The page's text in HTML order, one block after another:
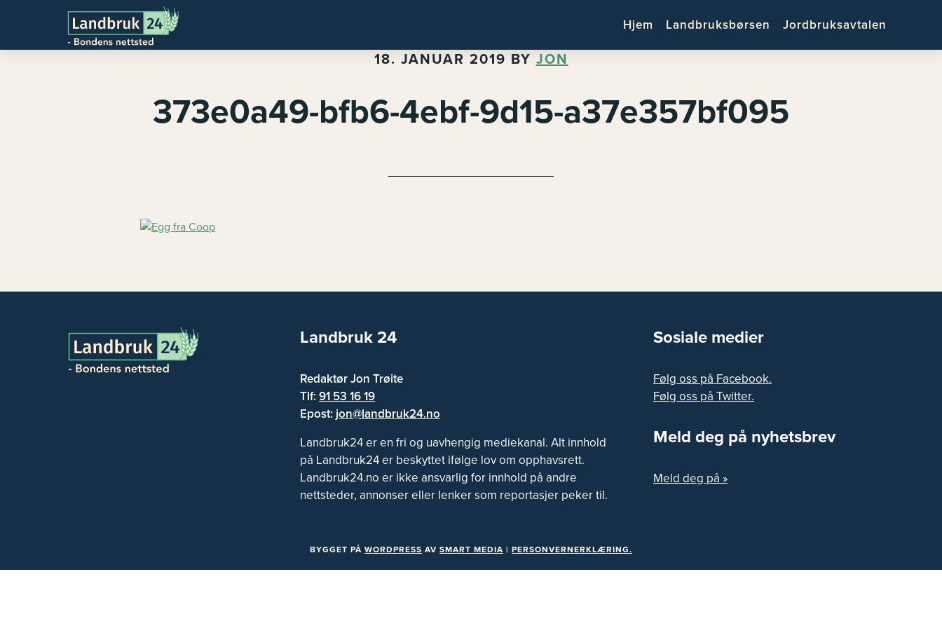
Hjem Landbruksbørsen Jordbruksavtalen
18. JANUAR 2019 BY JON
373e0a49-bfb6-4ebf-9d15-a37e357bf095
Landbruk 24
Redaktør Jon Trøite
Tlf:91 53 16 19
Epost: jon@landbruk24.no
Landbruk24 er en fri og uavhengig mediekanal. Alt innhold
på Landbruk24 er beskyttet ifølge lov om opphavsrett.
Landbruk24.no er ikke ansvarlig for innhold på andre
nettsteder, annonser eller lenker som reportasjer peker til.
Sosiale medier
Følg oss på Facebook.
Følg oss på Twitter.
Meld deg på nyhetsbrev
Meld deg på »
BYGGET PÅ WORDPRESS AV SMART MEDIA | PERSONVERNERKLÆRING.